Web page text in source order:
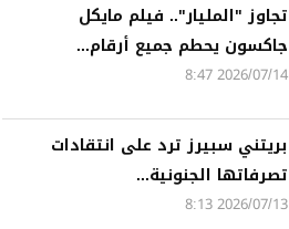
تجاوز "المليار".. فيلم مايكل
جاكسون يحطم جميع أرقام...
2026/07/14 8:47
بريتني سبيرز ترد على انتقادات
تصرفاتها الجنونية...
2026/07/13 8:13